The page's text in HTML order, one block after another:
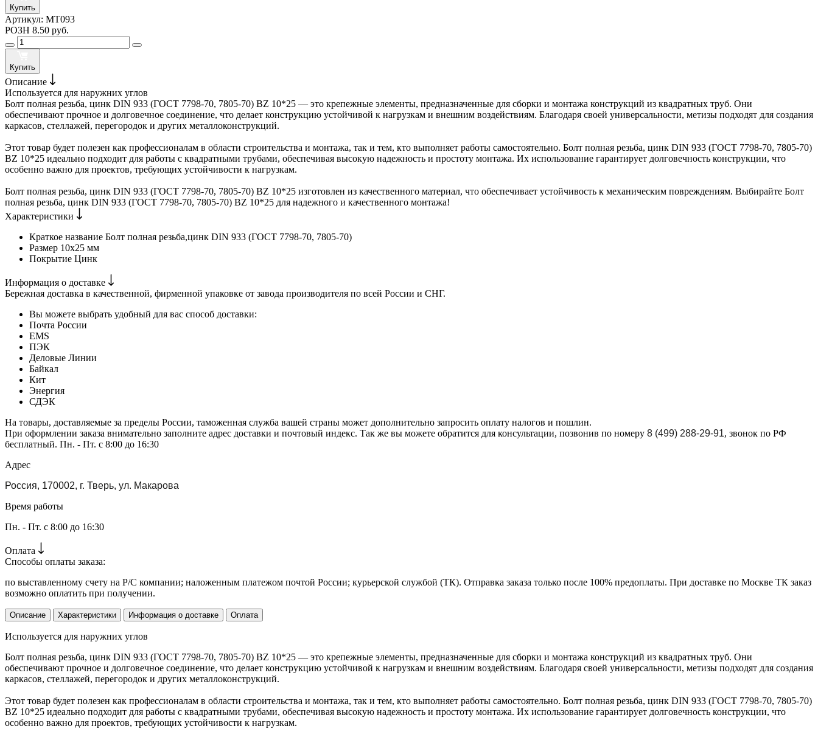
Купить
Артикул: MT093
РОЗН 8.50 руб.
Купить
Описание
Используется для наружних углов
Болт полная резьба, цинк DIN 933 (ГОСТ 7798-70, 7805-70) BZ 10*25 — это крепежные элементы, предназначенные для сборки и монтажа конструкций из квадратных труб. Они
обеспечивают прочное и долговечное соединение, что делает конструкцию устойчивой к нагрузкам и внешним воздействиям. Благодаря своей универсальности, метизы подходят для создания
каркасов, стеллажей, перегородок и других металлоконструкций.
Этот товар будет полезен как профессионалам в области строительства и монтажа, так и тем, кто выполняет работы самостоятельно. Болт полная резьба, цинк DIN 933 (ГОСТ 7798-70, 7805-70)
BZ 10*25 идеально подходит для работы с квадратными трубами, обеспечивая высокую надежность и простоту монтажа. Их использование гарантирует долговечность конструкции, что
особенно важно для проектов, требующих устойчивости к нагрузкам.
Болт полная резьба, цинк DIN 933 (ГОСТ 7798-70, 7805-70) BZ 10*25 изготовлен из качественного материал, что обеспечивает устойчивость к механическим повреждениям. Выбирайте Болт
полная резьба, цинк DIN 933 (ГОСТ 7798-70, 7805-70) BZ 10*25 для надежного и качественного монтажа!
Характеристики
Краткое название Болт полная резьба,цинк DIN 933 (ГОСТ 7798-70, 7805-70)
Размер 10х25 мм
Покрытие Цинк
Информация о доставке
Бережная доставка в качественной, фирменной упаковке от завода производителя по всей России и СНГ.
Вы можете выбрать удобный для вас способ доставки:
Почта России
EMS
ПЭК
Деловые Линии
Байкал
Кит
Энергия
СДЭК
На товары, доставляемые за пределы России, таможенная служба вашей страны может дополнительно запросить оплату налогов и пошлин.
При оформлении заказа внимательно заполните адрес доставки и почтовый индекс. Так же вы можете обратится для консультации, позвонив по номеру 8 (499) 288-29-91, звонок по РФ
бесплатный. Пн. - Пт. с 8:00 до 16:30
Адрес
Россия, 170002, г. Тверь, ул. Макарова
Время работы
Пн. - Пт. с 8:00 до 16:30
Оплата
Способы оплаты заказа:
по выставленному счету на Р/С компании; наложенным платежом почтой России; курьерской службой (ТК). Отправка заказа только после 100% предоплаты. При доставке по Москве ТК заказ
возможно оплатить при получении.
Описание Характеристики Информация о доставке Оплата
Используется для наружних углов
Болт полная резьба, цинк DIN 933 (ГОСТ 7798-70, 7805-70) BZ 10*25 — это крепежные элементы, предназначенные для сборки и монтажа конструкций из квадратных труб. Они
обеспечивают прочное и долговечное соединение, что делает конструкцию устойчивой к нагрузкам и внешним воздействиям. Благодаря своей универсальности, метизы подходят для создания
каркасов, стеллажей, перегородок и других металлоконструкций.
Этот товар будет полезен как профессионалам в области строительства и монтажа, так и тем, кто выполняет работы самостоятельно. Болт полная резьба, цинк DIN 933 (ГОСТ 7798-70, 7805-70)
BZ 10*25 идеально подходит для работы с квадратными трубами, обеспечивая высокую надежность и простоту монтажа. Их использование гарантирует долговечность конструкции, что
особенно важно для проектов, требующих устойчивости к нагрузкам.